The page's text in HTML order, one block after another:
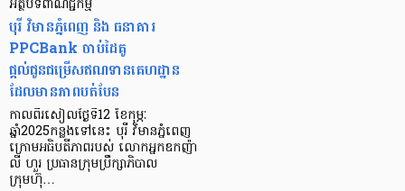
អត្ថបទពាណិជ្ជកម្ម
បុរី វិមានភ្នំពេញ និង ធនាគារ
PPCBank ចាប់ដៃគូ
ផ្តល់ជូនជម្រើសឥណទានគេហដ្ឋាន
ដែលមានភាពបត់បែន
កាលពីរសៀលថ្ងៃទី12 ខែកុម្ភៈ
ឆ្នាំ2025កន្លងទៅនេះ បុរី វិមានភ្នំពេញ
ក្រោមអធិបតីភាពរបស់ លោកអ្នកឧកញ៉ា
លី ហួរ ប្រធានក្រុមប្រឹក្សាភិបាល
ក្រុមហ៊ុ…